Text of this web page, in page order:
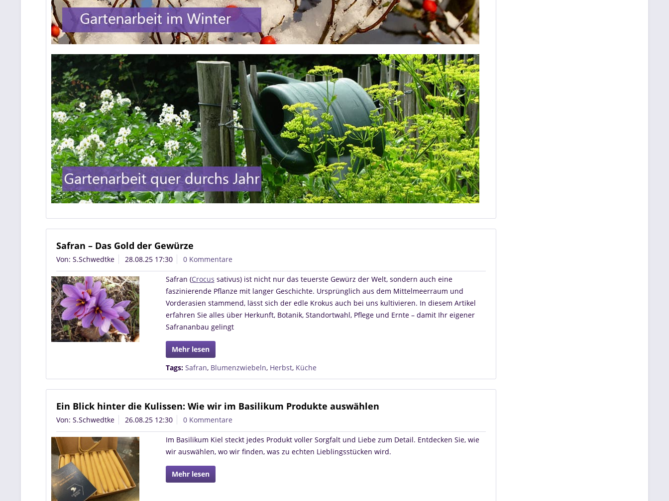
Safran – Das Gold der Gewürze
Von: S.Schwedtke 28.08.25 17:30 0 Kommentare
Safran (Crocus sativus) ist nicht nur das teuerste Gewürz der Welt, sondern auch eine
faszinierende Pflanze mit langer Geschichte. Ursprünglich aus dem Mittelmeerraum und
Vorderasien stammend, lässt sich der edle Krokus auch bei uns kultivieren. In diesem Artikel
erfahren Sie alles über Herkunft, Botanik, Standortwahl, Pflege und Ernte – damit Ihr eigener
Safrananbau gelingt
Mehr lesen
Tags: Safran, Blumenzwiebeln, Herbst, Küche
Ein Blick hinter die Kulissen: Wie wir im Basilikum Produkte auswählen
Von: S.Schwedtke 26.08.25 12:30 0 Kommentare
Im Basilikum Kiel steckt jedes Produkt voller Sorgfalt und Liebe zum Detail. Entdecken Sie, wie
wir auswählen, wo wir finden, was zu echten Lieblingsstücken wird.
Mehr lesen